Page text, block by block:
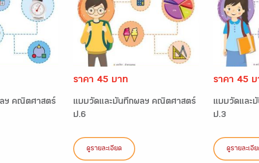
ฯ คณิตศาสตร์
ราคา 45 บาท
แบบวัดและบันทึกผลฯ คณิตศาสตร์
ป.6
ดูรายละเอียด
ราคา 45 บ
แบบวัดและ
ป.3
ดูรายละเอีย